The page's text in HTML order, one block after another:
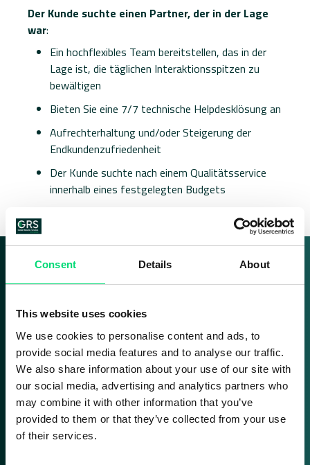
Consent Details About
This website uses cookies
We use cookies to personalise content and ads, to
provide social media features and to analyse our traffic.
We also share information about your use of our site with
our social media, advertising and analytics partners who
may combine it with other information that you’ve
provided to them or that they’ve collected from your use
of their services.
Der Kunde suchte einen Partner, der in der Lage
war:
Ein hochflexibles Team bereitstellen, das in der
Lage ist, die täglichen Interaktionsspitzen zu
bewältigen
Bieten Sie eine 7/7 technische Helpdesklösung an
Aufrechterhaltung und/oder Steigerung der
Endkundenzufriedenheit
Der Kunde suchte nach einem Qualitätsservice
innerhalb eines festgelegten Budgets
+2M
Anrufe wurdenvon der GRS bearbeitet